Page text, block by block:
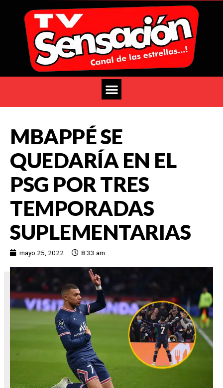
MBAPPÉ SE
QUEDARÍA EN EL
PSG POR TRES
TEMPORADAS
SUPLEMENTARIAS
mayo 25, 2022 8:33 am